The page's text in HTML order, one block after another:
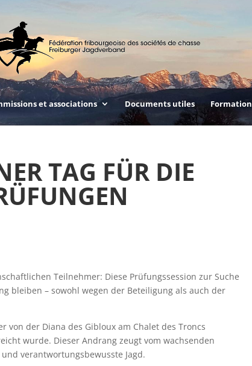
et associations Documents utiles Formation
TAG FÜR DIE
Teilnehmer: Diese Prüfungssession zur Suche
bleiben – sowohl wegen der Beteiligung als auch der
der Diana des Gibloux am Chalet des Troncs
wurde. Dieser Andrang zeugt vom wachsenden
verantwortungsbewusste Jagd.